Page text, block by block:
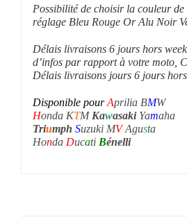
Possibilité de choisir la couleur de
réglage Bleu Rouge Or Alu Noir
Délais livraisons 6 jours hors
d’infos par rapport à votre moto,
Délais livraisons jours 6 jours
Disponible pour Aprilia BMW
Honda KTM KawasakiYamaha
Triumph Suzuki MVAgusta
Honda Ducati Bénelli